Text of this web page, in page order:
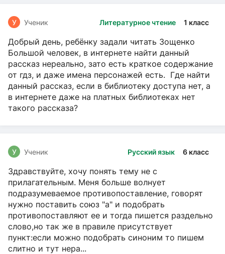
Литературное чтение 1 класс
У Ученик
Добрый день, ребёнку задали читать Зощенко
Большой человек, в интернете найти данный
рассказ нереально, зато есть краткое содержание
от гдз, и даже имена персонажей есть. Где найти
данный рассказ, если в библиотеку доступа нет, а
в интернете даже на платных библиотеках нет
такого рассказа?
Русский язык 6 класс
У Ученик
Здравствуйте, хочу понять тему не с
прилагательным. Меня больше волнует
подразумеваемое противопоставление, говорят
нужно поставить союз "а" и подобрать
противопоставляют ее и тогда пишется раздельно
слово,но так же в правиле присутствует
пункт:если можно подобрать синоним то пишем
слитно и тут нера...